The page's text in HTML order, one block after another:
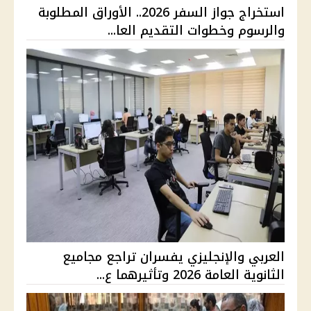
استخراج جواز السفر 2026.. الأوراق المطلوبة
والرسوم وخطوات التقديم العا...
العربي والإنجليزي يفسران تراجع مجاميع
الثانوية العامة 2026 وتأثيرهما ع...